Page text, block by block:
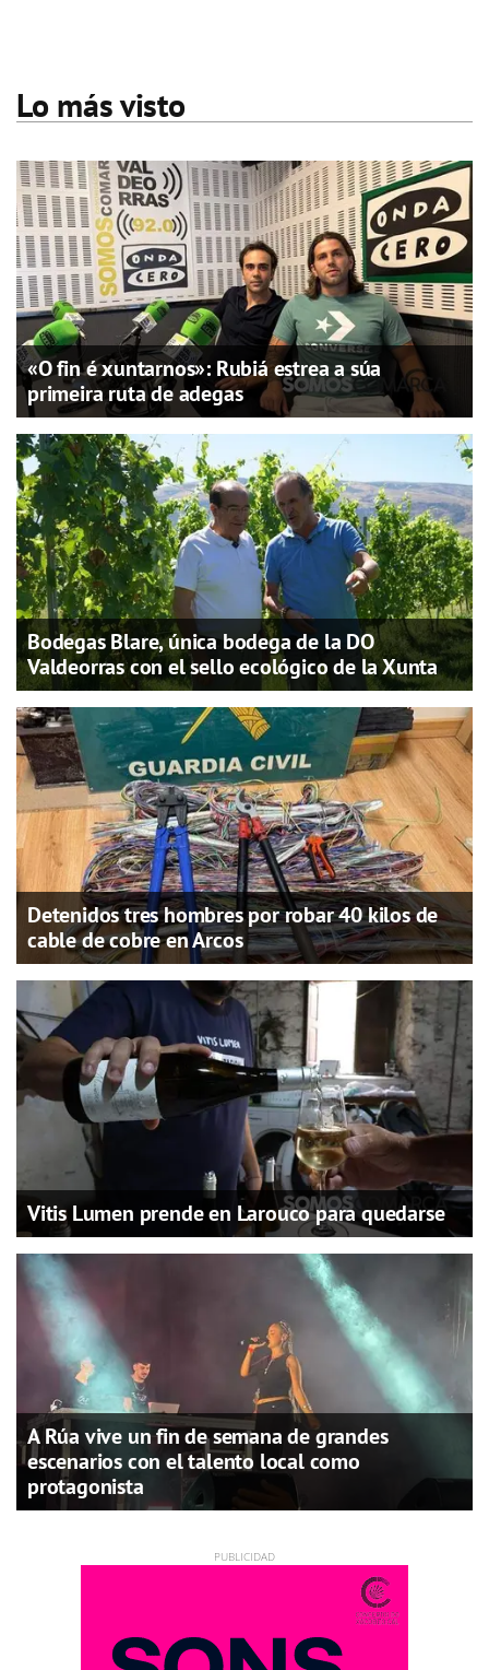
Lo más visto
«O fin é xuntarnos»: Rubiá estrea a súa
primeira ruta de adegas
Bodegas Blare, única bodega de la DO
Valdeorras con el sello ecológico de la Xunta
Detenidos tres hombres por robar 40 kilos de
cable de cobre en Arcos
Vitis Lumen prende en Larouco para quedarse
A Rúa vive un fin de semana de grandes
escenarios con el talento local como
protagonista